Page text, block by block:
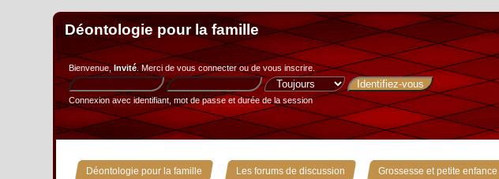
Déontologie pour la famille
Bienvenue,Invité. Merci devous connecterou devous inscrire.
Connexion avec identifiant, mot de passe et durée de la session
Déontologie pour la famille » Les forums de discussion » Grossesse et petite enfance